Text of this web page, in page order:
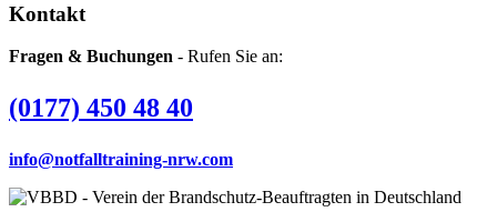
Kontakt
Fragen & Buchungen - Rufen Sie an:
(0177) 450 48 40
info@notfalltraining-nrw.com